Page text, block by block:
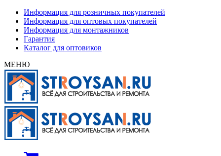
Информация для розничных покупателей
Информация для оптовых покупателей
Информация для монтажников
Гарантия
Каталог для оптовиков
МЕНЮ